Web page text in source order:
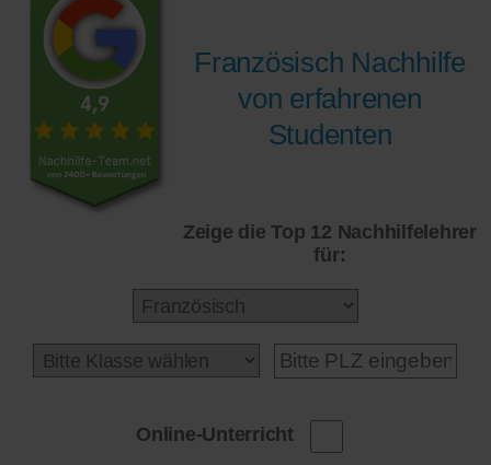
Französisch Nachhilfe
von erfahrenen
Studenten
Zeige die Top 12 Nachhilfelehrer
für:
Online-Unterricht